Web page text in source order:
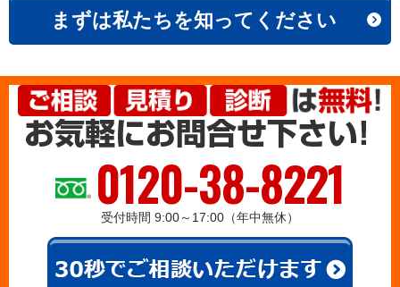
まずは私たちを知ってください
0120-38-8221
受付時間 9:00～17:00（年中無休）